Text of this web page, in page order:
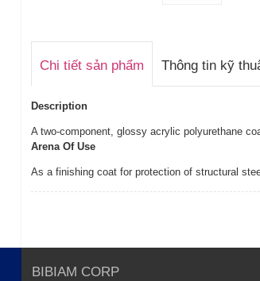
Chi tiết sản phẩm Thông tin kỹ
Description
A two-component, glossy acrylic polyurethane
Arena Of Use
As a finishing coat for protection of structural
BIBIAM CORP